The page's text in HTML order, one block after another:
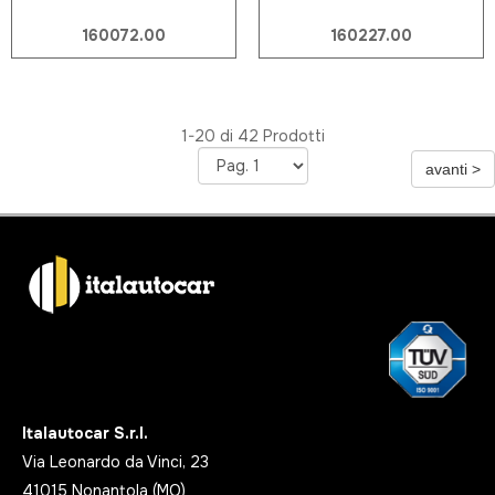
160072.00 160227.00
1-20 di 42 Prodotti
Italautocar S.r.l.
Via Leonardo da Vinci, 23
41015 Nonantola (MO)